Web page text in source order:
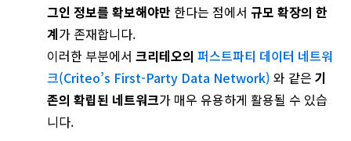
그인 정보를 확보해야만 한다는 점에서 규모 확장의 한
계가 존재합니다.
이러한 부분에서 크리테오의 퍼스트파티 데이터 네트워
크(Criteo’s First-Party Data Network) 와 같은 기
존의 확립된 네트워크가 매우 유용하게 활용될 수 있습
니다.